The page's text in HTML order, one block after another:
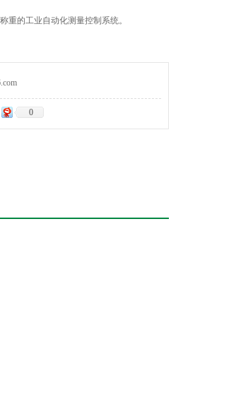
重的工业自动化测量控制系统。
0